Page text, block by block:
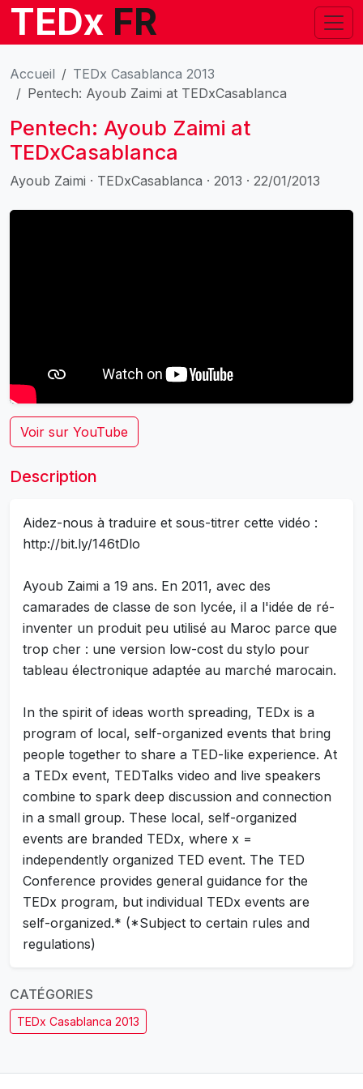
TEDx FR
Accueil
TEDx Casablanca 2013
Pentech: Ayoub Zaimi at TEDxCasablanca
Pentech: Ayoub Zaimi at
TEDxCasablanca
Ayoub Zaimi · TEDxCasablanca · 2013 · 22/01/2013
Voir sur YouTube
Description
Aidez-nous à traduire et sous-titrer cette vidéo :
http://bit.ly/146tDlo
Ayoub Zaimi a 19 ans. En 2011, avec des
camarades de classe de son lycée, il a l'idée de ré-
inventer un produit peu utilisé au Maroc parce que
trop cher : une version low-cost du stylo pour
tableau électronique adaptée au marché marocain.
In the spirit of ideas worth spreading, TEDx is a
program of local, self-organized events that bring
people together to share a TED-like experience. At
a TEDx event, TEDTalks video and live speakers
combine to spark deep discussion and connection
in a small group. These local, self-organized
events are branded TEDx, where x =
independently organized TED event. The TED
Conference provides general guidance for the
TEDx program, but individual TEDx events are
self-organized.* (*Subject to certain rules and
regulations)
CATÉGORIES
TEDx Casablanca 2013